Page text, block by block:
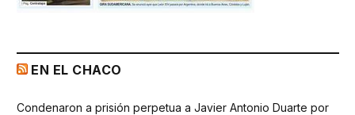
EN EL CHACO
Condenaron a prisión perpetua a Javier Antonio Duarte por